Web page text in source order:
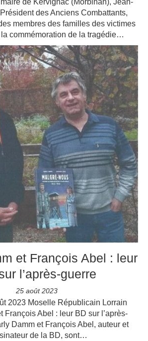
de Kervignac (Morbihan), Jean-
des Anciens Combattants,
membres des familles des victimes
commémoration de la tragédie…
et François Abel : leur
l’après-guerre
25 août 2023
2023 Moselle Républicain Lorrain
François Abel : leur BD sur l’après-
Damm et François Abel, auteur et
de la BD, sont…